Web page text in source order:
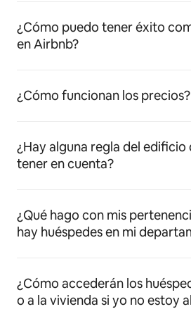
¿Cómo puedo tener éxito
en Airbnb?
¿Cómo funcionan los precios?
¿Hay alguna regla del edificio
tener en cuenta?
¿Qué hago con mis
hay huéspedes en mi
¿Cómo accederán los
o a la vivienda si yo no estoy